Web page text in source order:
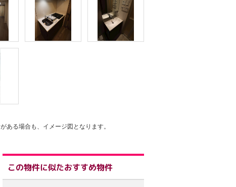
る場合も、イメージ図となります。
この物件に似たおすすめ物件